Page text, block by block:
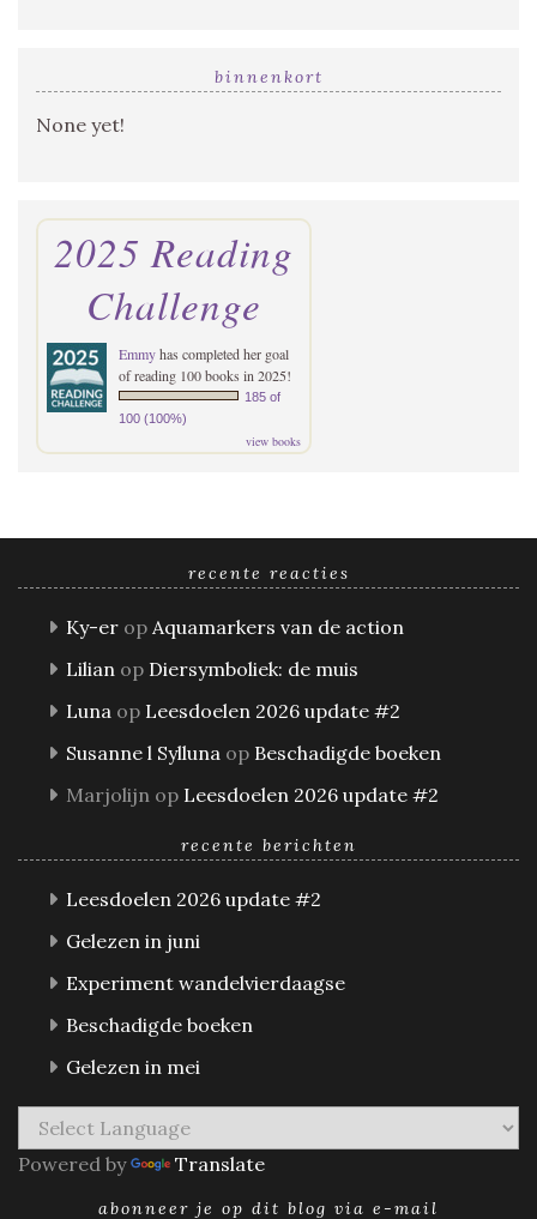
binnenkort
None yet!
2025 Reading
Challenge
Emmyhas completed her goal
of reading 100 books in 2025!
185 of
100 (100%)
view books
recente reacties
Ky-er op Aquamarkers van de action
Lilian op Diersymboliek: de muis
Luna op Leesdoelen 2026 update #2
Susanne l Sylluna op Beschadigde boeken
Marjolijn op Leesdoelen 2026 update #2
recente berichten
Leesdoelen 2026 update #2
Gelezen in juni
Experiment wandelvierdaagse
Beschadigde boeken
Gelezen in mei
Powered by Translate
abonneer je op dit blog via e-mail